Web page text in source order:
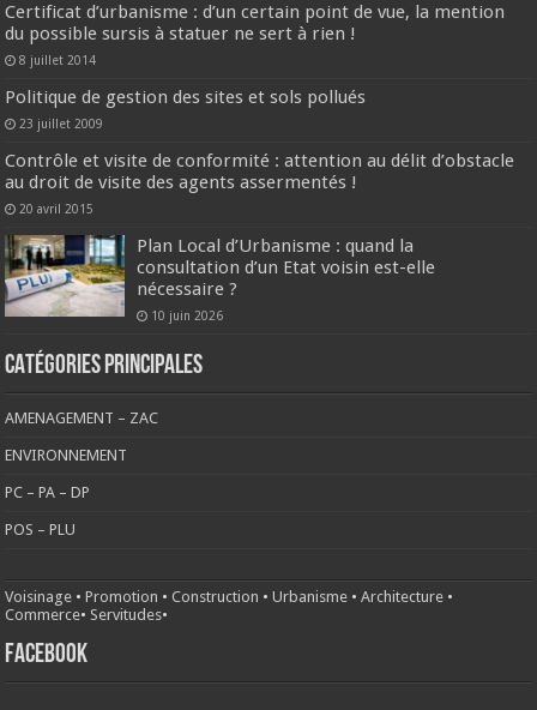
Certificat d’urbanisme : d’un certain point de vue, la mention
du possible sursis à statuer ne sert à rien !
8 juillet 2014
Politique de gestion des sites et sols pollués
23 juillet 2009
Contrôle et visite de conformité : attention au délit d’obstacle
au droit de visite des agents assermentés !
20 avril 2015
Plan Local d’Urbanisme : quand la
consultation d’un Etat voisin est-elle
nécessaire ?
10 juin 2026
CATÉGORIES PRINCIPALES
AMENAGEMENT – ZAC
ENVIRONNEMENT
PC – PA – DP
POS – PLU
Voisinage •Promotion •Construction •Urbanisme •Architecture •
Commerce• Servitudes•
FACEBOOK